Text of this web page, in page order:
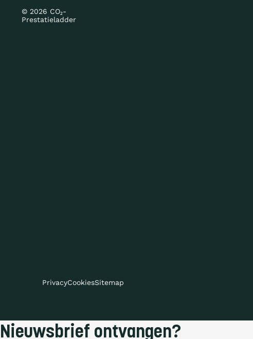
© 2026 CO₂-
Prestatieladder
PrivacyCookiesSitemap
Nieuwsbrief ontvangen?